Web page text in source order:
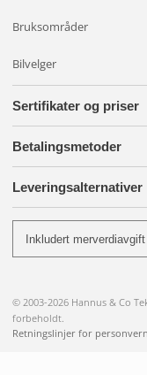
Bruksområder
Bilvelger
Sertifikater og priser
Betalingsmetoder
Leveringsalternativer
© 2003-2026 Hannus & Co
forbeholdt.
Retningslinjer for personvern